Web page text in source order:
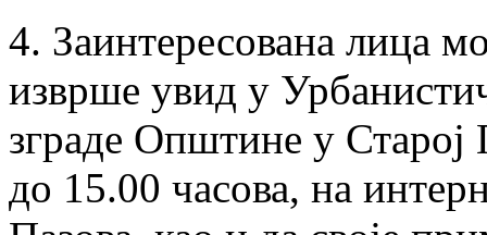
4. Заинтересована лица
изврше увид у
зграде Општине у
до 15.00 часова, на